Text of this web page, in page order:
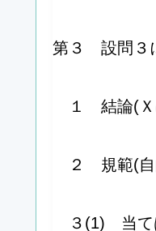
第３ 設問３
１ 結論(Ｘ
２ 規範(自
３(1) 当て